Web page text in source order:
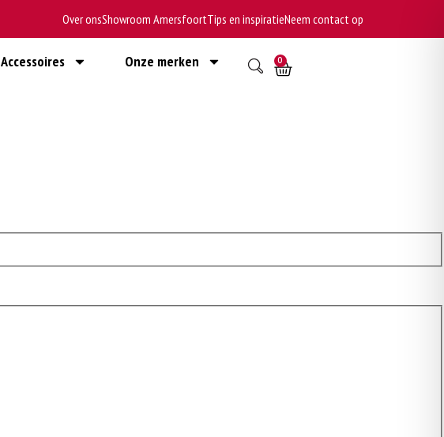
Over onsShowroom AmersfoortTips en inspiratieNeem contact op
Accessoires Onze merken 0